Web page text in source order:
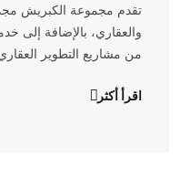
تقدم مجموعة الكبريش
والعقاري، بالإضافة إلى
من مشاريع التطوير
اقرأ أكثر